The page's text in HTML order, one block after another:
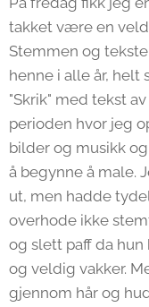
takket være en
Stemmen og
henne i alle år, helt
"Skrik" med tekst
perioden hvor jeg
bilder og musikk
å begynne å male.
ut, men hadde
overhode ikke
og slett paff da hun
og veldig vakker.
gjennom hår og